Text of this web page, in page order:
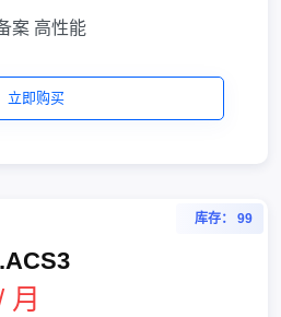
案 高性能
立即购买
库存： 99
月